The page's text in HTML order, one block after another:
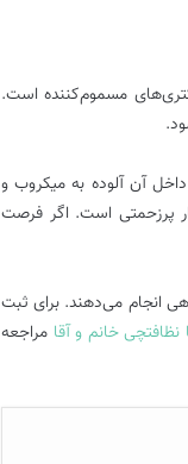
مسموم‌کننده است.
آن آلوده به میکروب و
پرزحمتی است. اگر فرصت
انجام می‌دهند. برای ثبت
خانم و آقا مراجعه